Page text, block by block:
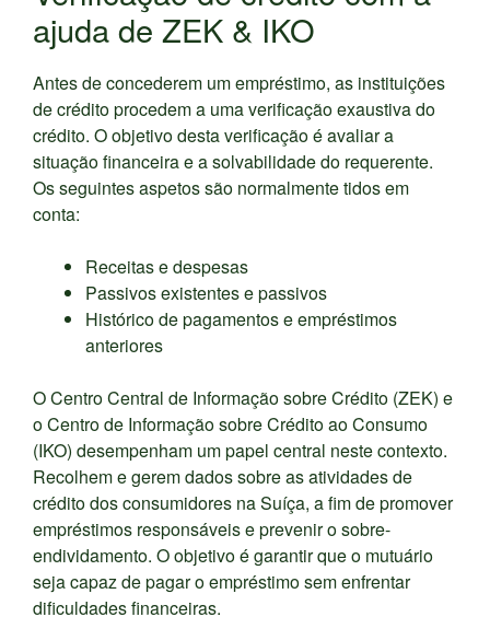
ajuda de ZEK & IKO
Antes de concederem um empréstimo, as instituições
de crédito procedem a uma verificação exaustiva do
crédito. O objetivo desta verificação é avaliar a
situação financeira e a solvabilidade do requerente.
Os seguintes aspetos são normalmente tidos em
conta:
Receitas e despesas
Passivos existentes e passivos
Histórico de pagamentos e empréstimos
anteriores
O Centro Central de Informação sobre Crédito (ZEK) e
o Centro de Informação sobre Crédito ao Consumo
(IKO) desempenham um papel central neste contexto.
Recolhem e gerem dados sobre as atividades de
crédito dos consumidores na Suíça, a fim de promover
empréstimos responsáveis e prevenir o sobre-
endividamento. O objetivo é garantir que o mutuário
seja capaz de pagar o empréstimo sem enfrentar
dificuldades financeiras.